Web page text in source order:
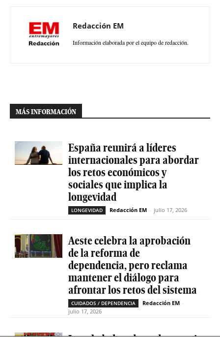
Redacción EM
Información elaborada por el equipo de redacción.
MÁS INFORMACIÓN
España reunirá a líderes
internacionales para abordar
los retos económicos y
sociales que implica la
longevidad
LONGEVIDAD Redacción EM - julio 17, 2026
Aeste celebra la aprobación
de la reforma de
dependencia, pero reclama
mantener el diálogo para
afrontar los retos del sistema
CUIDADOS / DEPENDENCIA Redacción EM -
julio 17, 2026